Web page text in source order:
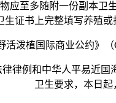
至多随附一份副本卫
证书上完整填写养殖
植国际商业公约》（
例和中华人平易近国
卫生要求，本日起